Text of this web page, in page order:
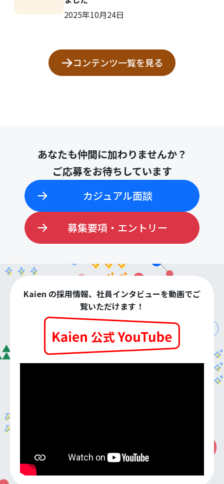
2025年10月24日
コンテンツ一覧を見る
あなたも仲間に加わりませんか？
ご応募をお待ちしています
カジュアル面談
募集要項・エントリー
Kaien の採用情報、社員インタビューを動画でご
覧いただけます！